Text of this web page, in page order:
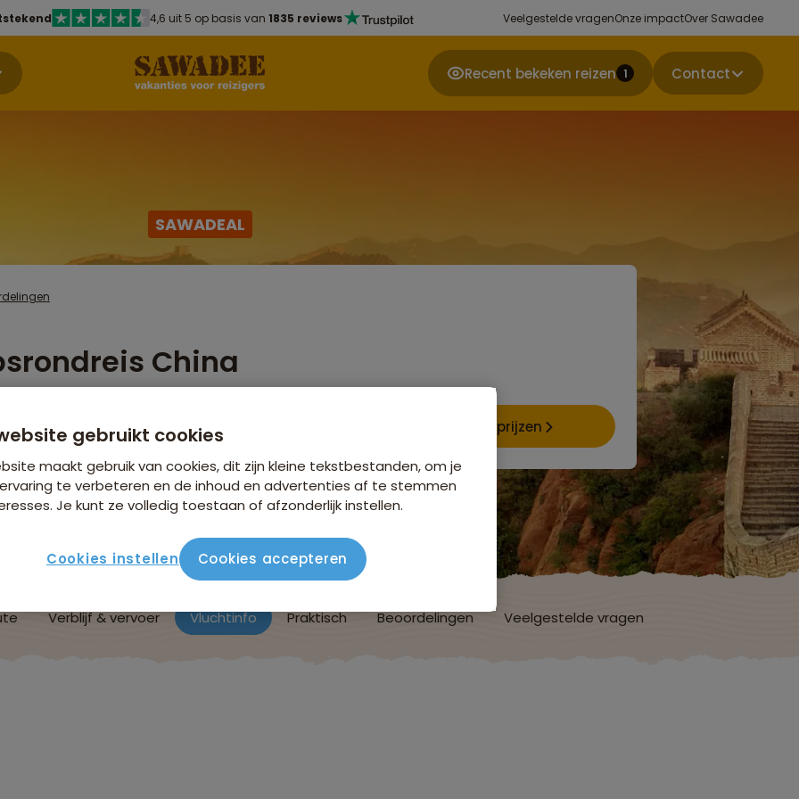
4,6 uit 5 op basis van 1835 reviews Veelgestelde vragenOnze impactOver Sawadee
Recent bekeken reizen 1 Contact
SAWADEAL
China
€26,25 p.p. op basis van 2 personen
Data & prijzen
Verblijf & vervoer Vluchtinfo Praktisch Beoordelingen Veelgestelde vragen
gebruikt cookies
maakt gebruik van cookies, dit zijn kleine tekstbestanden, om je
te verbeteren en de inhoud en advertenties af te stemmen
Je kunt ze volledig toestaan of afzonderlijk instellen.
Cookies instellen Cookies accepteren